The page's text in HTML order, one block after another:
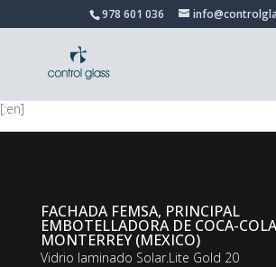
978 601 036
[:en]
FACHADA FEMSA, PRINCIPAL
EMBOTELLADORA DE COCA-
MONTERREY (MEXICO)
Vidrio laminado Solar.Lite Gold 20